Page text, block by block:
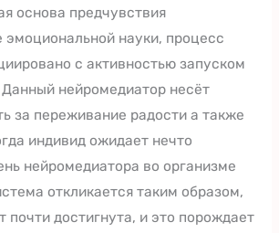
основа предчувствия
эмоциональной науки, процесс
с активностью запуском
нейромедиатор несёт
за переживание радости а также
индивид ожидает нечто
нейромедиатора во организме
откликается таким образом,
почти достигнута, и это порождает